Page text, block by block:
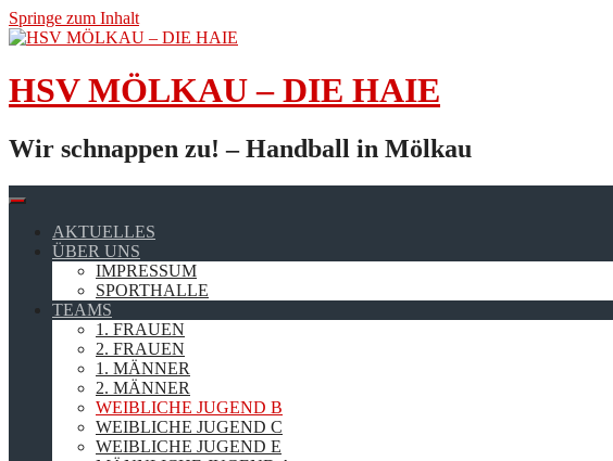
Springe zum Inhalt
HSV MÖLKAU – DIE HAIE
Wir schnappen zu! – Handball in Mölkau
AKTUELLES
ÜBER UNS
IMPRESSUM
SPORTHALLE
TEAMS
1. FRAUEN
2. FRAUEN
1. MÄNNER
2. MÄNNER
WEIBLICHE JUGEND B
WEIBLICHE JUGEND C
WEIBLICHE JUGEND E